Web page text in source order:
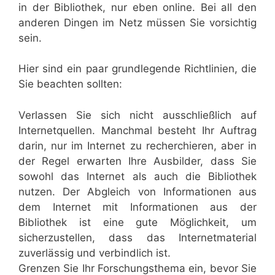
in der Bibliothek, nur eben online. Bei all den
anderen Dingen im Netz müssen Sie vorsichtig
sein.
Hier sind ein paar grundlegende Richtlinien, die
Sie beachten sollten:
Verlassen Sie sich nicht ausschließlich auf
Internetquellen. Manchmal besteht Ihr Auftrag
darin, nur im Internet zu recherchieren, aber in
der Regel erwarten Ihre Ausbilder, dass Sie
sowohl das Internet als auch die Bibliothek
nutzen. Der Abgleich von Informationen aus
dem Internet mit Informationen aus der
Bibliothek ist eine gute Möglichkeit, um
sicherzustellen, dass das Internetmaterial
zuverlässig und verbindlich ist.
Grenzen Sie Ihr Forschungsthema ein, bevor Sie